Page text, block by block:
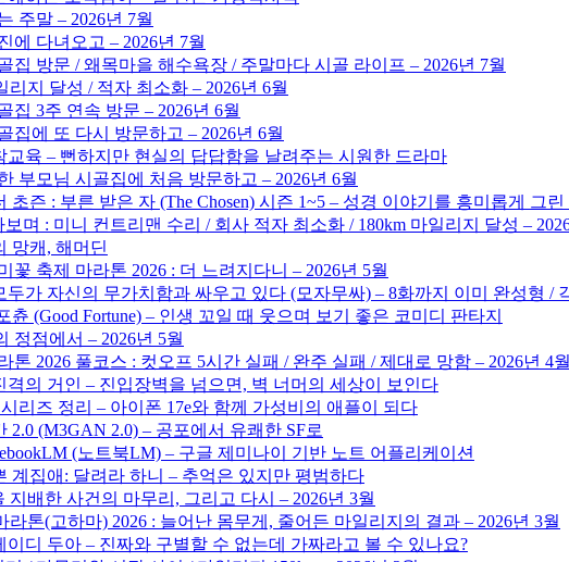
주말 – 2026년 7월
에 다녀오고 – 2026년 7월
집 방문 / 왜목마을 해수욕장 / 주말마다 시골 라이프 – 2026년 7월
리지 달성 / 적자 최소화 – 2026년 6월
집 3주 연속 방문 – 2026년 6월
집에 또 다시 방문하고 – 2026년 6월
교육 – 뻔하지만 현실의 답답함을 날려주는 시원한 드라마
부모님 시골집에 처음 방문하고 – 2026년 6월
초즌 : 부른 받은 자 (The Chosen) 시즌 1~5 – 성경 이야기를 흥미롭게 그
보며 : 미니 컨트리맨 수리 / 회사 적자 최소화 / 180km 마일리지 달성 –
망캐, 해머딘
꽃 축제 마라톤 2026 : 더 느려지다니 – 2026년 5월
두가 자신의 무가치함과 싸우고 있다 (모자무싸) – 8화까지 이미 완성형 /
츈 (Good Fortune) – 인생 꼬일 때 웃으며 보기 좋은 코미디 판타지
정점에서 – 2026년 5월
톤 2026 풀코스 : 컷오프 5시간 실패 / 완주 실패 / 제대로 망함 – 2026년 4
격의 거인 – 진입장벽을 넘으면, 벽 너머의 세상이 보인다
리즈 정리 – 아이폰 17e와 함께 가성비의 애플이 되다
2.0 (M3GAN 2.0) – 공포에서 유쾌한 SF로
(노트북LM) – 구글 제미나이 기반 노트 어플리케이션
계집애: 달려라 하니 – 추억은 있지만 평범하다
지배한 사건의 마무리, 그리고 다시 – 2026년 3월
라톤(고하마) 2026 : 늘어난 몸무게, 줄어든 마일리지의 결과 – 2026년 3월
이디 두아 – 진짜와 구별할 수 없는데 가짜라고 볼 수 있나요?